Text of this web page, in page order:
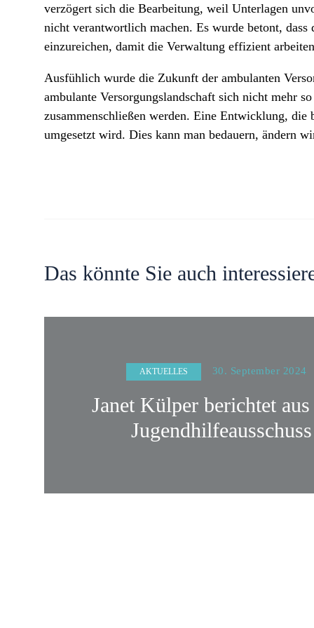
verzögert sich die Bearbeitung, weil Unterlagen
nicht verantwortlich machen. Es wurde betont,
einzureichen, damit die Verwaltung effizient
Ausfühlich wurde die Zukunft der ambulanten
ambulante Versorgungslandschaft sich nicht mehr
zusammenschließen werden. Eine Entwicklung,
umgesetzt wird. Dies kann man bedauern, ändern
Das könnte Sie auch
AKTUELLES 30. September 2024
Janet Külper berichtet
Jugendhilfeausschuss